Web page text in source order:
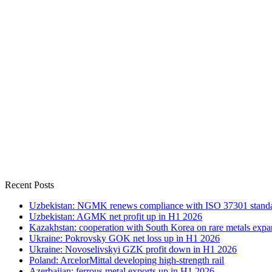
Recent Posts
Uzbekistan: NGMK renews compliance with ISO 37301
Uzbekistan: AGMK net profit up in H1 2026
Kazakhstan: cooperation with South Korea on rare metals
Ukraine: Pokrovsky GOK net loss up in H1 2026
Ukraine: Novoselivskyi GZK profit down in H1 2026
Poland: ArcelorMittal developing high-strength rail